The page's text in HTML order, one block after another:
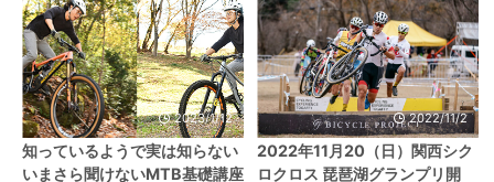
2023/1/12
知っているようで実は知らない
いまさら聞けないMTB基礎講座
2022/11/2
2022年11月20（日）関西シク
ロクロス 琵琶湖グランプリ開